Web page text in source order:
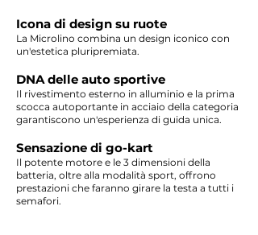
Icona di design su ruote
La Microlino combina un design iconico con
un'estetica pluripremiata.
DNA delle auto sportive
Il rivestimento esterno in alluminio e la prima
scocca autoportante in acciaio della categoria
garantiscono un'esperienza di guida unica.
Sensazione di go-kart
Il potente motore e le 3 dimensioni della
batteria, oltre alla modalità sport, offrono
prestazioni che faranno girare la testa a tutti i
semafori.